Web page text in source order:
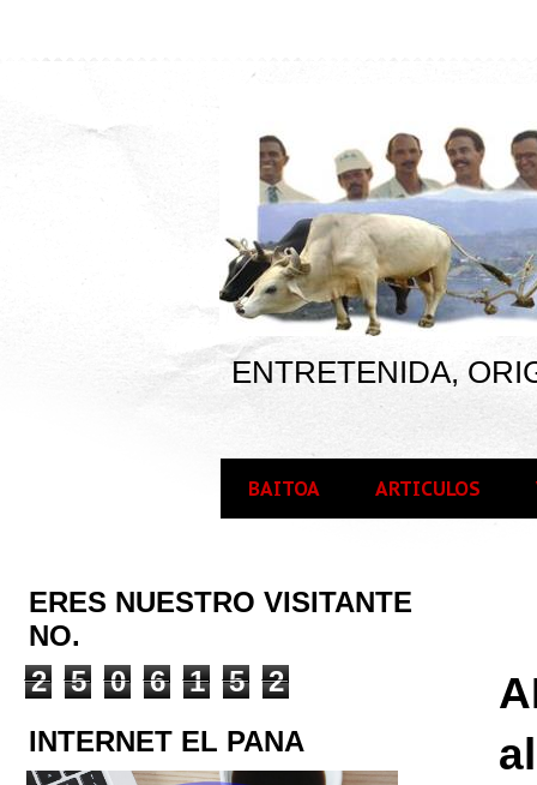
ENTRETENIDA,
BAITOA ARTICULOS
ERES NUESTRO VISITANTE
NO.
2
5 0 6 1 5
2
INTERNET EL PANA